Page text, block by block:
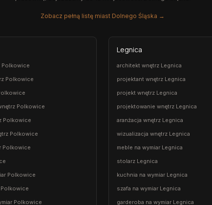
Zobacz pełną listę miast Dolnego Śląska →
Polkowice
Polkowice
Polkowice
Polkowice
Polkowice
Polkowice
Polkowice
Polkowice
Polkowice
Legnica
architekt wnętrz Legnica
projektant wnętrz Legnica
projekt wnętrz Legnica
projektowanie wnętrz Legnica
aranżacja wnętrz Legnica
wizualizacja wnętrz Legnica
meble na wymiar Legnica
stolarz Legnica
kuchnia na wymiar Legnica
szafa na wymiar Legnica
garderoba na wymiar Legnica